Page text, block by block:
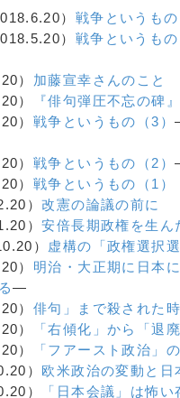
） 戦争というもの
） 戦争というもの
） 加藤宣幸さんのこと
）
『俳句弾圧不忘の碑
） 戦争というもの（3）
） 戦争というもの（2）
） 戦争というもの（1）
）改憲の論議の前に
）安倍長期政権を生ん
） 虚構の「政権選択選
） 明治・大正期に日本
―
） 俳句」まで殺された
）
「右傾化」から「退
）
「フアースト政治」
） 欧米政治の変動と日
）
「日本会議」は怖